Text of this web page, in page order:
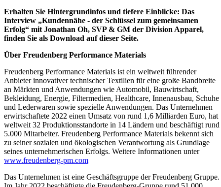
Erhalten Sie Hintergrundinfos und tiefere Einblicke: Das
Interview „Kundennähe - der Schlüssel zum gemeinsamen
Erfolg“ mit Jonathan Oh, SVP & GM der Division Apparel,
finden Sie als Download auf dieser Seite.
Über Freudenberg Performance Materials
Freudenberg Performance Materials ist ein weltweit führender
Anbieter innovativer technischer Textilien für eine große Bandbreite
an Märkten und Anwendungen wie Automobil, Bauwirtschaft,
Bekleidung, Energie, Filtermedien, Healthcare, Innenausbau, Schuhe
und Lederwaren sowie spezielle Anwendungen. Das Unternehmen
erwirtschaftete 2022 einen Umsatz von rund 1,6 Milliarden Euro, hat
weltweit 32 Produktionsstandorte in 14 Ländern und beschäftigt rund
5.000 Mitarbeiter. Freudenberg Performance Materials bekennt sich
zu seiner sozialen und ökologischen Verantwortung als Grundlage
seines unternehmerischen Erfolgs. Weitere Informationen unter
www.freudenberg-pm.com
Das Unternehmen ist eine Geschäftsgruppe der Freudenberg Gruppe.